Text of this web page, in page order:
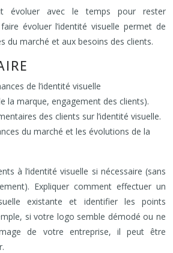
évoluer avec le temps pour rester
évoluer l’identité visuelle permet de
du marché et aux besoins des clients.
de l’identité visuelle
la marque, engagement des clients).
des clients sur l’identité visuelle.
du marché et les évolutions de la
à l’identité visuelle si nécessaire (sans
Expliquer comment effectuer un
existante et identifier les points
si votre logo semble démodé ou ne
de votre entreprise, il peut être